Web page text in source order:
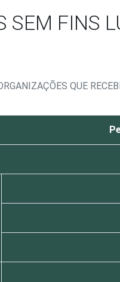
SEM FINS
QUE